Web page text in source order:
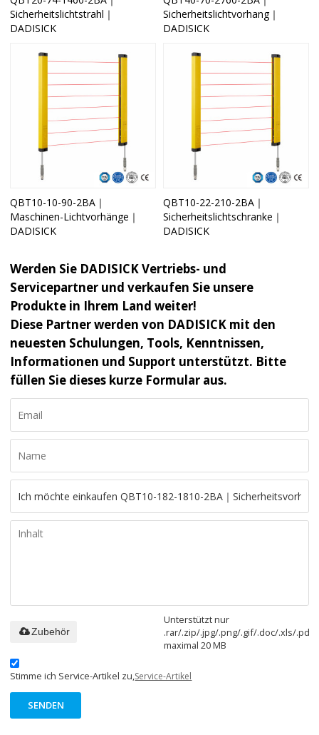
Sicherheitslichtstrahl｜
DADISICK
Sicherheitslichtvorhang｜
DADISICK
QBT10-10-90-2BA｜
Maschinen-Lichtvorhänge｜
DADISICK
QBT10-22-210-2BA｜
Sicherheitslichtschranke｜
DADISICK
Werden Sie DADISICK Vertriebs- und
Servicepartner und verkaufen Sie unsere
Produkte in Ihrem Land weiter!
Diese Partner werden von DADISICK mit den
neuesten Schulungen, Tools, Kenntnissen,
Informationen und Support unterstützt. Bitte
füllen Sie dieses kurze Formular aus.
Unterstützt nur
.rar/.zip/.jpg/.png/.gif/.doc/.xls/.pdf,
maximal 20 MB
Zubehör
Stimme ich Service-Artikel zu,Service-Artikel
SENDEN